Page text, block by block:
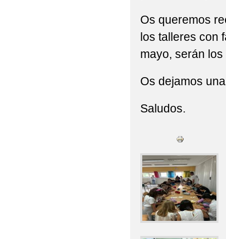
Os queremos
los talleres con
mayo, serán
Os dejamos
Saludos.